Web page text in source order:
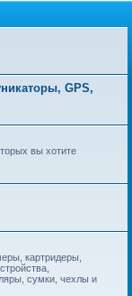
GPS,
вы хотите
картридеры,
сумки, чехлы и